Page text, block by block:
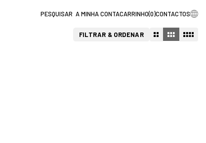
A MINHA CONTACARRINHO(0)CONTACTOS
FILTRAR & ORDENAR